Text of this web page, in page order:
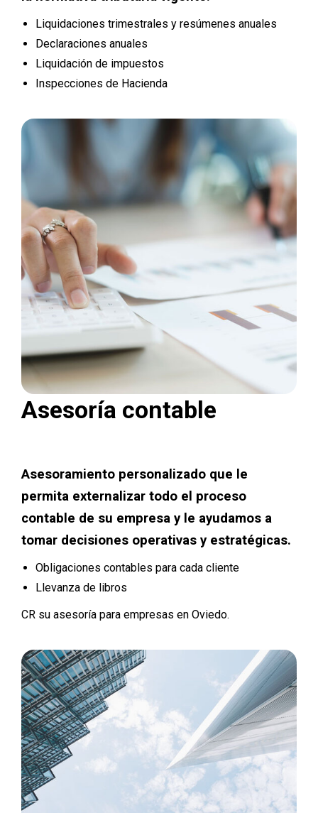
Liquidaciones trimestrales y resúmenes anuales
Declaraciones anuales
Liquidación de impuestos
Inspecciones de Hacienda
Asesoría contable
Asesoramiento personalizado que le
permita externalizar todo el proceso
contable de su empresa y le ayudamos a
tomar decisiones operativas y estratégicas.
Obligaciones contables para cada cliente
Llevanza de libros
CR su asesoría para empresas en Oviedo.